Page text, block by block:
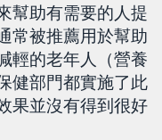
幫助有需要的人提
常被推薦用於幫助
輕的老年人（營養
健部門都實施了此
果並沒有得到很好